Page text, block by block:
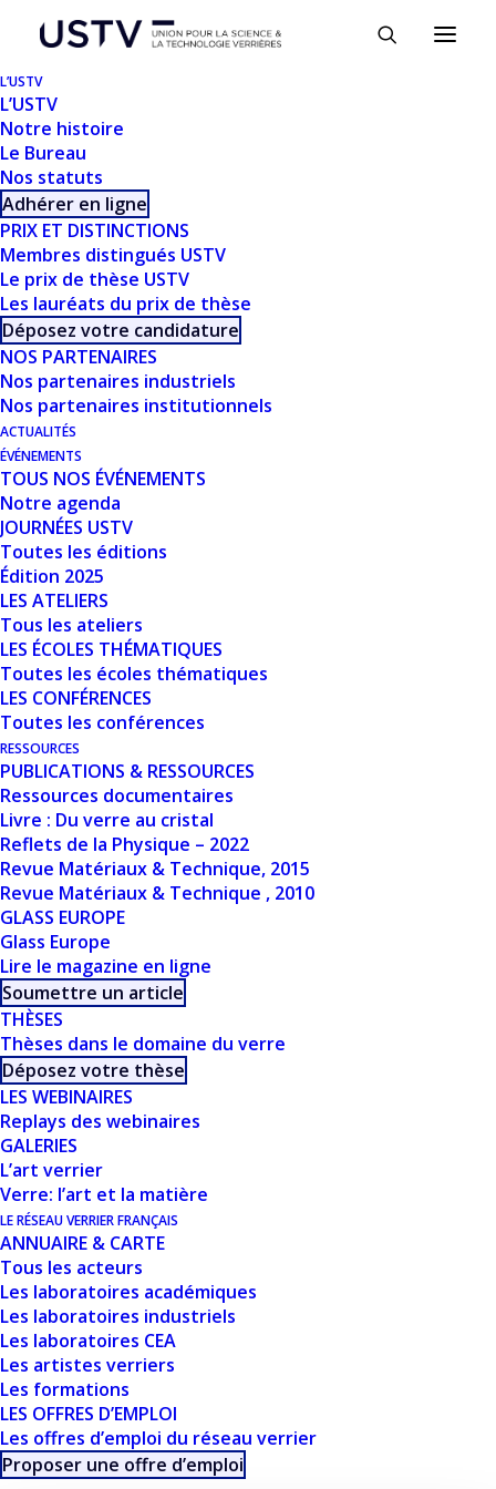
L’USTV
L’USTV
Notre histoire
Le Bureau
Nos statuts
Adhérer en ligne
PRIX ET DISTINCTIONS
Membres distingués USTV
Le prix de thèse USTV
Les lauréats du prix de thèse
Déposez votre candidature
NOS PARTENAIRES
Nos partenaires industriels
Nos partenaires institutionnels
ACTUALITÉS
ÉVÉNEMENTS
TOUS NOS ÉVÉNEMENTS
Notre agenda
JOURNÉES USTV
Toutes les éditions
Édition 2025
LES ATELIERS
Tous les ateliers
LES ÉCOLES THÉMATIQUES
Toutes les écoles thématiques
LES CONFÉRENCES
Toutes les conférences
RESSOURCES
PUBLICATIONS & RESSOURCES
Ressources documentaires
Livre : Du verre au cristal
Reflets de la Physique – 2022
Revue Matériaux & Technique, 2015
Revue Matériaux & Technique , 2010
GLASS EUROPE
Glass Europe
Lire le magazine en ligne
Soumettre un article
THÈSES
Thèses dans le domaine du verre
Déposez votre thèse
LES WEBINAIRES
Replays des webinaires
GALERIES
L’art verrier
Verre: l’art et la matière
LE RÉSEAU VERRIER FRANÇAIS
ANNUAIRE & CARTE
Tous les acteurs
Les laboratoires académiques
Les laboratoires industriels
Les laboratoires CEA
Les artistes verriers
Les formations
LES OFFRES D’EMPLOI
Les offres d’emploi du réseau verrier
Proposer une offre d’emploi
TÉLÉCHARGER
Télécharger
Taille du fichier
Nombre de fichiers
Date de création
Dernière mise à jour
VERRES POUR
WILFRIED BLANC
CE DOCUMENT FAIT
PARTIE D'UN
ENSEMBLE DE
RESSOURCES
PROPOSÉES SUR
NOTRE SITE
USTVERRE.FR
Vous pouvez retrouver toutes nos ressources, les
filtrer, trier et télécharger depuis cette page :